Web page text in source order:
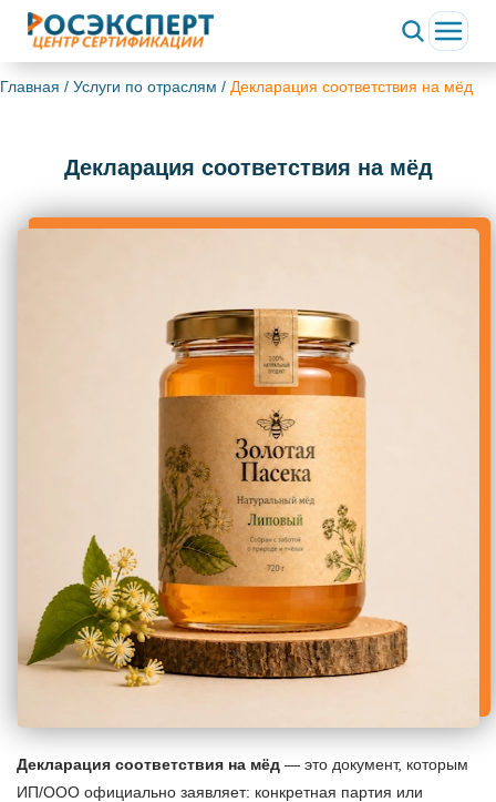
Главная / Услуги по отраслям / Декларация соответствия на мёд
Декларация соответствия на мёд
Декларация соответствия на мёд — это документ, которым
ИП/ООО официально заявляет: конкретная партия или
ChatApp
online
Свяжитесь с нами через WhatsApp нажав на кнопку